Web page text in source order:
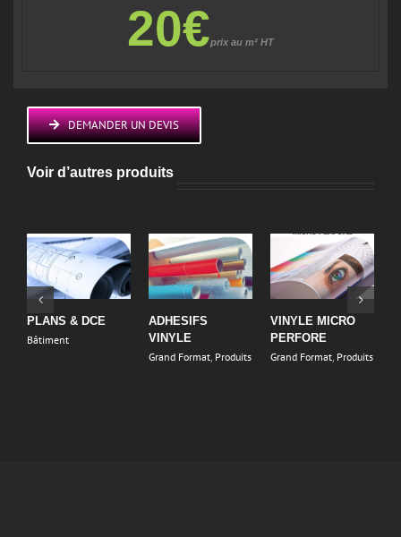
20€prix au m² HT
DEMANDER UN DEVIS
Voir d’autres produits
PLANS & DCE
Bâtiment
ADHESIFS
VINYLE
Grand Format, Produits
VINYLE MICRO
PERFORE
Grand Format, Produits